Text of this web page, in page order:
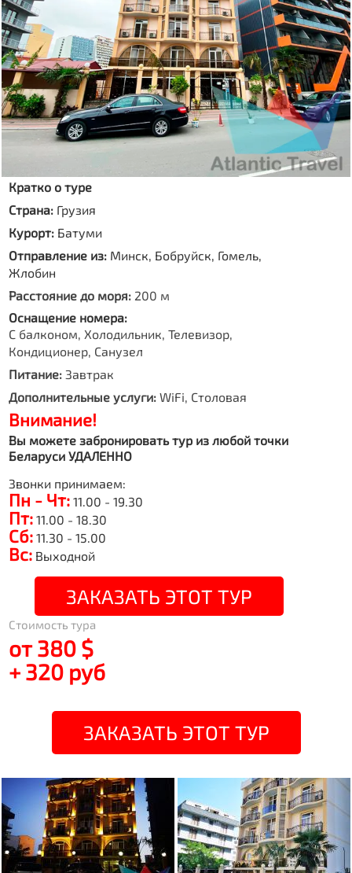
Кратко о туре
Страна: Грузия
Курорт: Батуми
Отправление из: Минск, Бобруйск, Гомель,
Жлобин
Расстояние до моря: 200 м
Оснащение номера:
С балконом, Холодильник, Телевизор,
Кондиционер, Санузел
Питание: Завтрак
Дополнительные услуги: WiFi, Столовая
Внимание!
Вы можете забронировать тур из любой точки
Беларуси УДАЛЕННО
Звонки принимаем:
Пн - Чт: 11.00 - 19.30
Пт: 11.00 - 18.30
Сб: 11.30 - 15.00
Вс: Выходной
ЗАКАЗАТЬ ЭТОТ ТУР
Стоимость тура
от 380 $
+ 320 руб
ЗАКАЗАТЬ ЭТОТ ТУР